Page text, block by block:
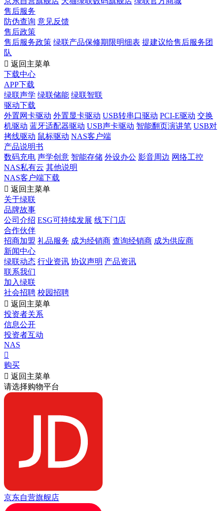
售后服务
防伪查询 意见反馈
售后政策
售后服务政策 绿联产品保修期限明细表 提建议给售后服务团
队
 返回主菜单
下载中心
APP下载
绿联声学 绿联储能 绿联智联
驱动下载
外置网卡驱动 外置显卡驱动 USB转串口驱动 PCI-E驱动 交换
机驱动 蓝牙适配器驱动 USB声卡驱动 智能翻页演讲笔 USB对
拷线驱动 鼠标驱动 NAS客户端
产品说明书
数码充电 声学创意 智能存储 外设办公 影音周边 网络工控
NAS私有云 其他说明
NAS客户端下载
 返回主菜单
关于绿联
品牌故事
公司介绍 ESG可持续发展 线下门店
合作伙伴
招商加盟 礼品服务 成为经销商 查询经销商 成为供应商
新闻中心
绿联动态 行业资讯 协议声明 产品资讯
联系我们
加入绿联
社会招聘 校园招聘
 返回主菜单
投资者关系
信息公开
投资者互动
NAS

购买
 返回主菜单
请选择购物平台
京东自营旗舰店